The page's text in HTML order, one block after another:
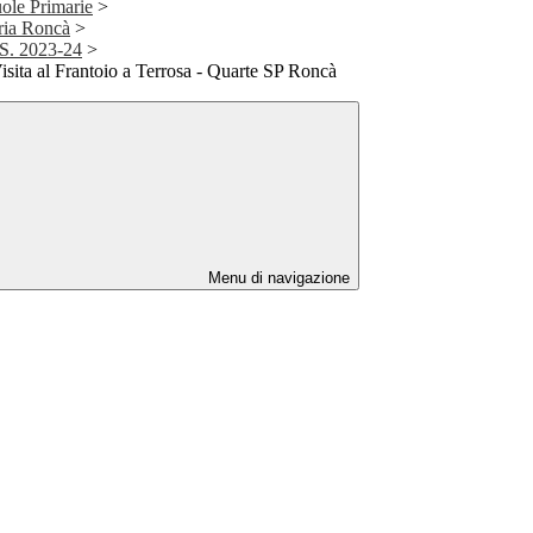
Primarie >
Roncà >
2023-24 >
al Frantoio a Terrosa - Quarte SP Roncà
Menu di navigazione